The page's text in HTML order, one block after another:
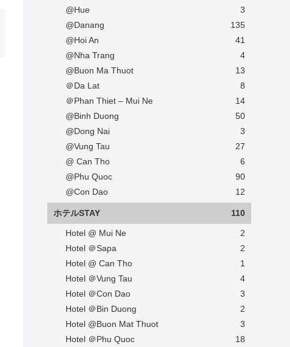
@Hue
3
@Danang
135
@Hoi An
41
@Nha Trang
4
@Buon Ma Thuot
13
＠Da Lat
8
＠Phan Thiet – Mui Ne
14
@Binh Duong
50
@Dong Nai
3
@Vung Tau
27
@ Can Tho
6
@Phu Quoc
90
@Con Dao
12
ホテルSTAY 110
Hotel @ Mui Ne
2
Hotel ＠Sapa
2
Hotel @ Can Tho
1
Hotel ＠Vung Tau
4
Hotel ＠Con Dao
3
Hotel ＠Bin Duong
2
Hotel @Buon Mat Thuot
3
Hotel ＠Phu Quoc
18